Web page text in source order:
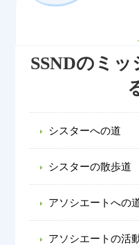
SSNDのミ
シスターへの道
シスターの散歩道
アソシエートへの
アソシエートの活